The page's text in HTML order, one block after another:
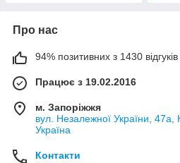
Про нас
94% позитивних з 1430 відгуків
Працює з 19.02.2016
м. Запоріжжя
вул. Незалежної України, 47а,
Україна
Контакти